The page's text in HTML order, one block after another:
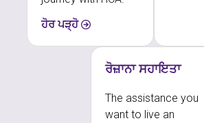
ਹੋਰ ਪੜ੍ਹੋ
ਰੋਜ਼ਾਨਾ ਸਹਾਇਤਾ
The assistance you
want to live an